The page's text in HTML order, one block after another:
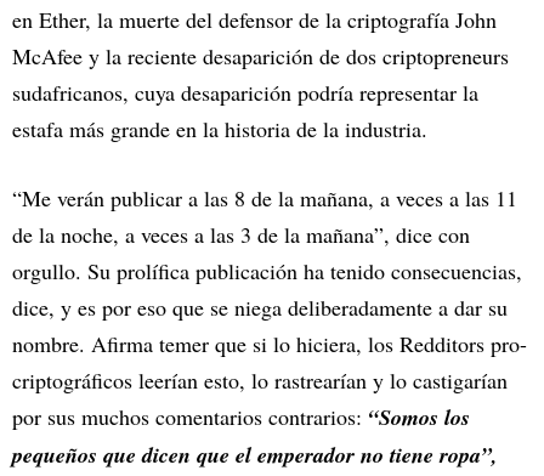
en Ether, la muerte del defensor de la criptografía John
McAfee y la reciente desaparición de dos criptopreneurs
sudafricanos, cuya desaparición podría representar la
estafa más grande en la historia de la industria.
“Me verán publicar a las 8 de la mañana, a veces a las 11
de la noche, a veces a las 3 de la mañana”, dice con
orgullo. Su prolífica publicación ha tenido consecuencias,
dice, y es por eso que se niega deliberadamente a dar su
nombre. Afirma temer que si lo hiciera, los Redditors pro-
criptográficos leerían esto, lo rastrearían y lo castigarían
por sus muchos comentarios contrarios: “Somos los
pequeños que dicen que el emperador no tiene ropa”,